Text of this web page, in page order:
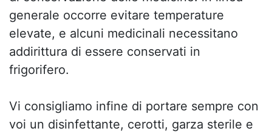
generale occorre evitare temperature
elevate, e alcuni medicinali necessitano
addirittura di essere conservati in
frigorifero.
Vi consigliamo infine di portare sempre con
voi un disinfettante, cerotti, garza sterile e